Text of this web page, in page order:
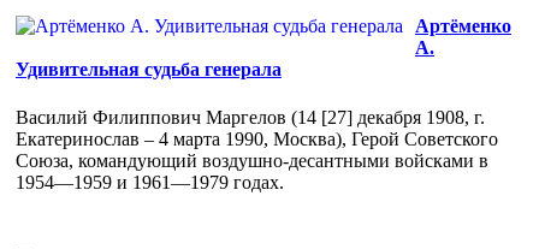
Артёменко
А.
Удивительная судьба генерала
Василий Филиппович Маргелов (14 [27] декабря 1908, г.
Екатеринослав – 4 марта 1990, Москва), Герой Советского
Союза, командующий воздушно-десантными войсками в
1954—1959 и 1961—1979 годах.